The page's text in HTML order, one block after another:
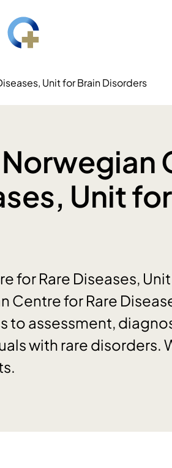
Unit for Brain Disorders
Unit
for Rare Diseases,
Centre for Rare
to assessment,
with rare disorders.